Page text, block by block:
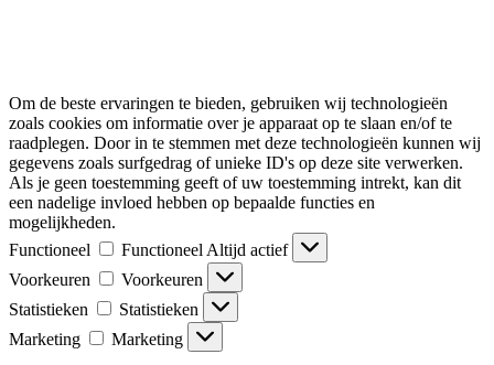
Om de beste ervaringen te bieden, gebruiken wij technologieën
zoals cookies om informatie over je apparaat op te slaan en/of te
raadplegen. Door in te stemmen met deze technologieën kunnen wij
gegevens zoals surfgedrag of unieke ID's op deze site verwerken.
Als je geen toestemming geeft of uw toestemming intrekt, kan dit
een nadelige invloed hebben op bepaalde functies en
mogelijkheden.
Functioneel
FunctioneelAltijd actief
Voorkeuren
Voorkeuren
Statistieken
Statistieken
Marketing
Marketing